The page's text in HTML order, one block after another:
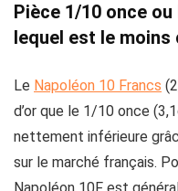
Pièce 1/10 once
lequel est le moins
Le Napoléon 10 Francs
d’or que le 1/10 once
nettement inférieure
sur le marché français.